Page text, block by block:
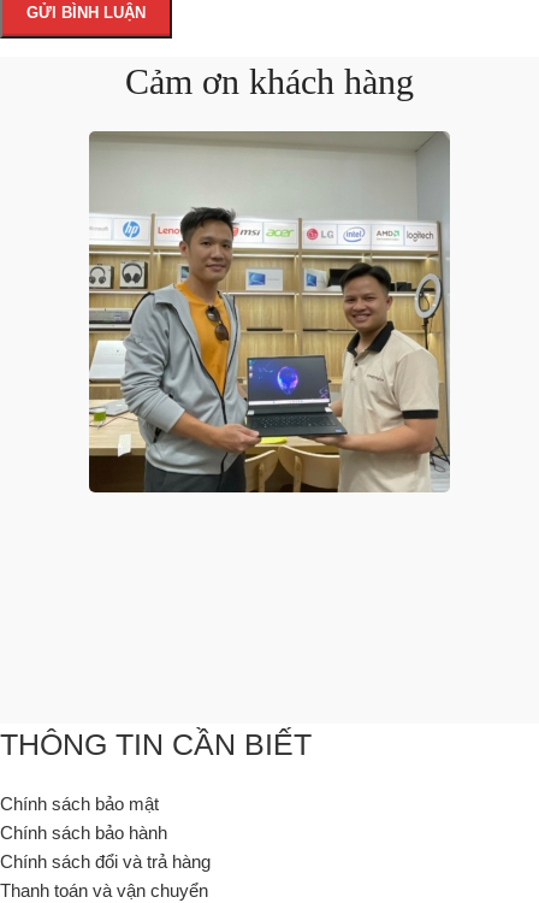
Cảm ơn khách hàng
THÔNG TIN CẦN BIẾT
Chính sách bảo mật
Chính sách bảo hành
Chính sách đổi và trả hàng
Thanh toán và vận chuyển